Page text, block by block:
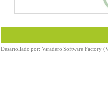
Desarrollado por: Varadero Software Factory